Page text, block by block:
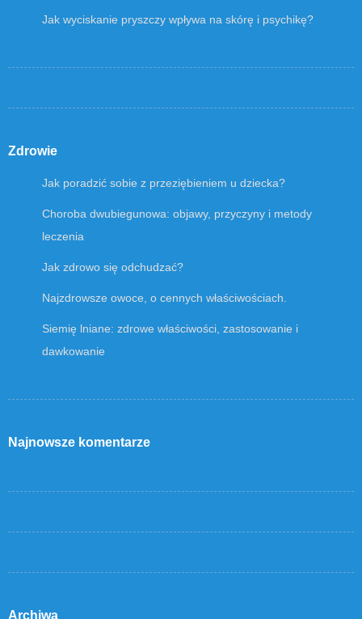
Jak wyciskanie pryszczy wpływa na skórę i psychikę?
Zdrowie
Jak poradzić sobie z przeziębieniem u dziecka?
Choroba dwubiegunowa: objawy, przyczyny i metody
leczenia
Jak zdrowo się odchudzać?
Najzdrowsze owoce, o cennych właściwościach.
Siemię lniane: zdrowe właściwości, zastosowanie i
dawkowanie
Najnowsze komentarze
Archiwa